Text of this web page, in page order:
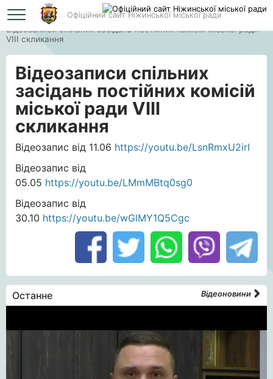
Офіційний сайт Ніжинської міської ради
Головна
Відеозаписи спільних засідань постійних комісій міської ради
VIIІ скликання
Відеозаписи спільних
засідань постійних комісій
міської ради VIIІ
скликання
Відеозапис від 11.06 https://youtu.be/LsnRmxU2irI
Відеозапис від
05.05 https://youtu.be/LMmMBtq0sg0
Відеозапис від
30.10 https://youtu.be/wGlMY1Q5Cgc
Останне Відеоновини